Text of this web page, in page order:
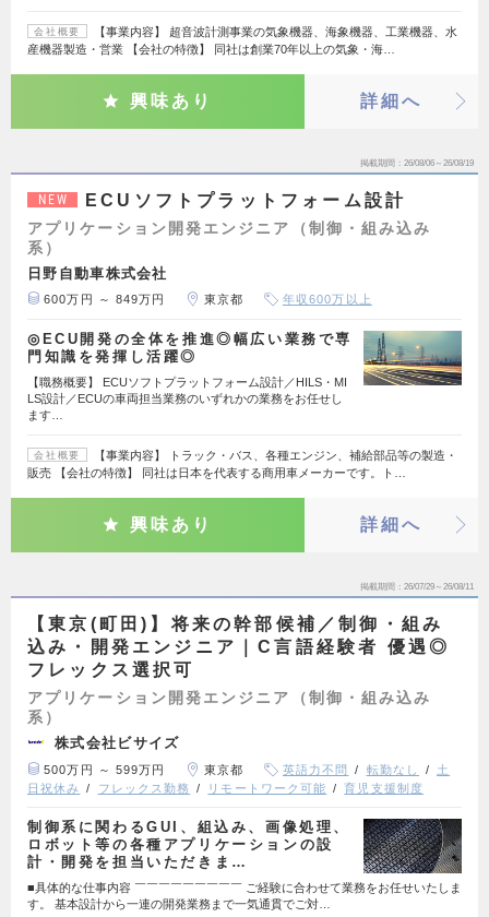
会社概要
【事業内容】 超音波計測事業の気象機器、海象機器、工業機器、水
産機器製造・営業 【会社の特徴】 同社は創業70年以上の気象・海…
興味あり 詳細へ
掲載期間 26/08/06～26/08/19
NEW ECUソフトプラットフォーム設計
アプリケーション開発エンジニア（制御・組み込み
系）
日野自動車株式会社
600万円 ～ 849万円 東京都 年収600万以上
◎ECU開発の全体を推進◎幅広い業務で専
門知識を発揮し活躍◎
【職務概要】 ECUソフトプラットフォーム設計／HILS・MI
LS設計／ECUの車両担当業務のいずれかの業務をお任せし
ます…
会社概要
【事業内容】 トラック・バス、各種エンジン、補給部品等の製造・
販売 【会社の特徴】 同社は日本を代表する商用車メーカーです。ト…
興味あり 詳細へ
掲載期間 26/07/29～26/08/11
【東京(町田)】将来の幹部候補／制御・組み
込み・開発エンジニア｜C言語経験者 優遇◎
フレックス選択可
アプリケーション開発エンジニア（制御・組み込み
系）
株式会社ビサイズ
500万円 ～ 599万円 東京都 英語力不問 転勤なし
土
日祝休み
フレックス勤務 リモートワーク可能 育児支援制度
制御系に関わるGUI、組込み、画像処理、
ロボット等の各種アプリケーションの設
計・開発を担当いただきま…
■具体的な仕事内容 ￣￣￣￣￣￣￣￣￣ ご経験に合わせて業務をお任せいたしま
す。 基本設計から一連の開発業務まで一気通貫でご対…